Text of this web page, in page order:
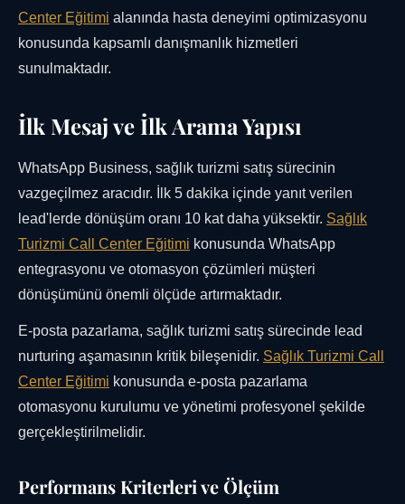
Center Eğitimi alanında hasta deneyimi optimizasyonu
konusunda kapsamlı danışmanlık hizmetleri
sunulmaktadır.
İlk Mesaj ve İlk Arama Yapısı
WhatsApp Business, sağlık turizmi satış sürecinin
vazgeçilmez aracıdır. İlk 5 dakika içinde yanıt verilen
lead'lerde dönüşüm oranı 10 kat daha yüksektir. Sağlık
Turizmi Call Center Eğitimi konusunda WhatsApp
entegrasyonu ve otomasyon çözümleri müşteri
dönüşümünü önemli ölçüde artırmaktadır.
E-posta pazarlama, sağlık turizmi satış sürecinde lead
nurturing aşamasının kritik bileşenidir. Sağlık Turizmi Call
Center Eğitimi konusunda e-posta pazarlama
otomasyonu kurulumu ve yönetimi profesyonel şekilde
gerçekleştirilmelidir.
Performans Kriterleri ve Ölçüm